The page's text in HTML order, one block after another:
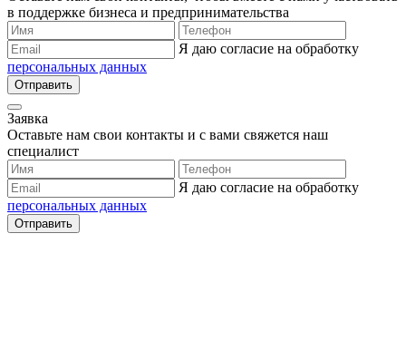
в поддержке бизнеса и предпринимательства
Я даю согласие на обработку
персональных данных
Отправить
Заявка
Оставьте нам свои контакты и с вами свяжется наш
специалист
Я даю согласие на обработку
персональных данных
Отправить